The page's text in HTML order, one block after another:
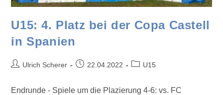
U15: 4. Platz bei der Copa Castell
in Spanien
Ulrich Scherer 22.04.2022 U15
Endrunde - Spiele um die Plazierung 4-6: vs. FC